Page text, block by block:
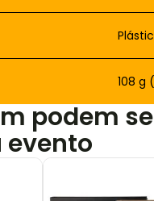
108 g
podem se
evento